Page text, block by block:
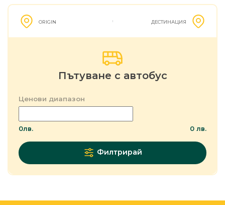
ORIGIN ДЕСТИНАЦИЯ
Пътуване с автобус
Ценови диапазон
0лв. 0 лв.
Филтрирай